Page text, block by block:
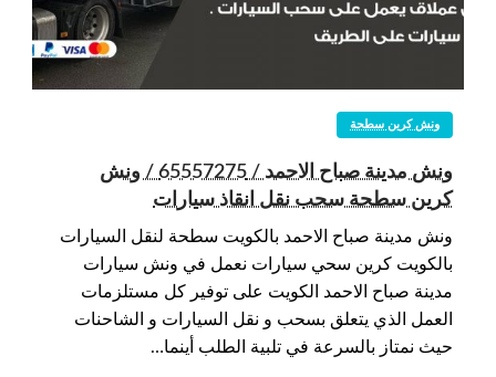
ونش كرين سطحة
ونش مدينة صباح الاحمد / 65557275 / ونش
كرين سطحة سحب نقل انقاذ سيارات
ونش مدينة صباح الاحمد بالكويت سطحة لنقل السيارات
بالكويت كرين سحي سيارات نعمل في ونش سيارات
مدينة صباح الاحمد الكويت على توفير كل مستلزمات
العمل الذي يتعلق بسحب و نقل السيارات و الشاحنات
حيث نمتاز بالسرعة في تلبية الطلب أينما…